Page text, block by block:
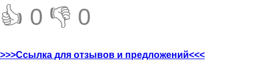
👍 0 👎 0
>>>Ссылка для отзывов и предложений<<<